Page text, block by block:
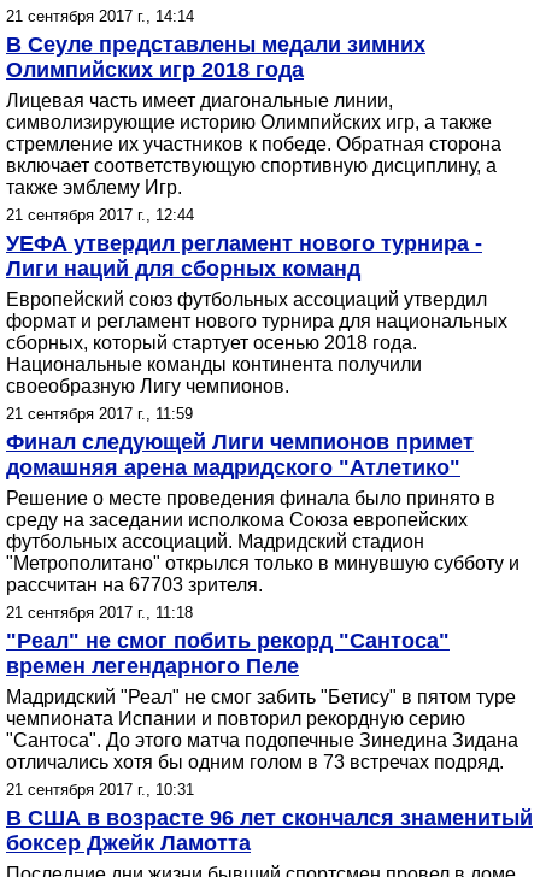
21 сентября 2017 г., 14:14
В Сеуле представлены медали зимних
Олимпийских игр 2018 года
Лицевая часть имеет диагональные линии,
символизирующие историю Олимпийских игр, а также
стремление их участников к победе. Обратная сторона
включает соответствующую спортивную дисциплину, а
также эмблему Игр.
21 сентября 2017 г., 12:44
УЕФА утвердил регламент нового турнира -
Лиги наций для сборных команд
Европейский союз футбольных ассоциаций утвердил
формат и регламент нового турнира для национальных
сборных, который стартует осенью 2018 года.
Национальные команды континента получили
своеобразную Лигу чемпионов.
21 сентября 2017 г., 11:59
Финал следующей Лиги чемпионов примет
домашняя арена мадридского "Атлетико"
Решение о месте проведения финала было принято в
среду на заседании исполкома Союза европейских
футбольных ассоциаций. Мадридский стадион
"Метрополитано" открылся только в минувшую субботу и
рассчитан на 67703 зрителя.
21 сентября 2017 г., 11:18
"Реал" не смог побить рекорд "Сантоса"
времен легендарного Пеле
Мадридский "Реал" не смог забить "Бетису" в пятом туре
чемпионата Испании и повторил рекордную серию
"Сантоса". До этого матча подопечные Зинедина Зидана
отличались хотя бы одним голом в 73 встречах подряд.
21 сентября 2017 г., 10:31
В США в возрасте 96 лет скончался знаменитый
боксер Джейк Ламотта